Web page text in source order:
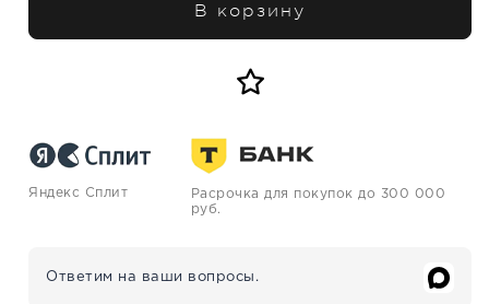
В корзину
Яндекс Сплит
Расрочка для покупок до 300 000
руб.
Ответим на ваши вопросы.